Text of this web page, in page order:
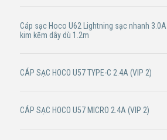
Cáp sạc Hoco U62 Lightning sạc nhanh
kim kẽm dây dù 1.2m
CÁP SẠC HOCO U57 TYPE-C 2.4A (VIP 2)
CÁP SẠC HOCO U57 MICRO 2.4A (VIP 2)